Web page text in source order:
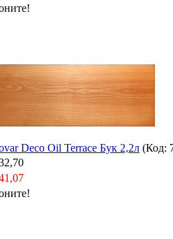
Deco Oil Terrace Бук 2,2л (Код: